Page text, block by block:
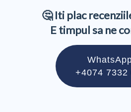
🤔 Iti plac
E timpul sa ne
+4074 7332